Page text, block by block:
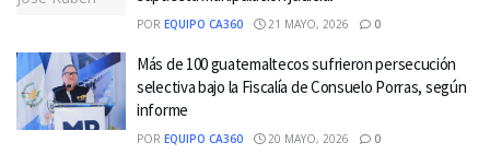
POR EQUIPO CA360 21 MAYO, 2026 0
Más de 100 guatemaltecos sufrieron persecución
selectiva bajo la Fiscalía de Consuelo Porras, según
informe
POR EQUIPO CA360 20 MAYO, 2026 0